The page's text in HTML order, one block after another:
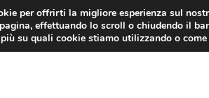
per offrirti la migliore esperienza sul
effettuando lo scroll o chiudendo il
su quali cookie stiamo utilizzando o